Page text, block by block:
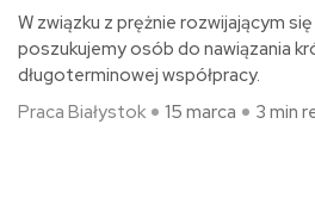
W związku z prężnie rozwijającym
poszukujemy osób do nawiązania
długoterminowej współpracy.
Praca Białystok
15 marca 3 min